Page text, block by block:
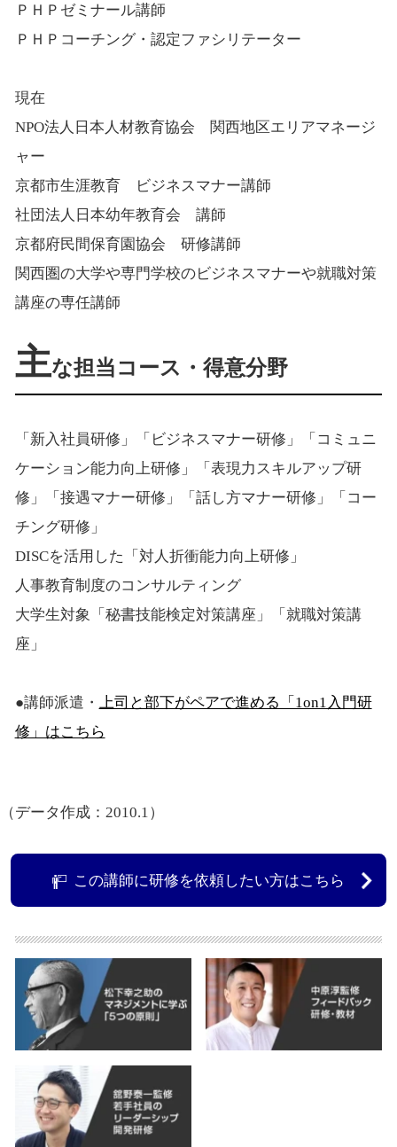
ＰＨＰゼミナール講師
ＰＨＰコーチング・認定ファシリテーター
現在
NPO法人日本人材教育協会 関西地区エリアマネージ
ャー
京都市生涯教育 ビジネスマナー講師
社団法人日本幼年教育会 講師
京都府民間保育園協会 研修講師
関西圏の大学や専門学校のビジネスマナーや就職対策
講座の専任講師
主な担当コース・得意分野
「新入社員研修」「ビジネスマナー研修」「コミュニ
ケーション能力向上研修」「表現力スキルアップ研
修」「接遇マナー研修」「話し方マナー研修」「コー
チング研修」
DISCを活用した「対人折衝能力向上研修」
人事教育制度のコンサルティング
大学生対象「秘書技能検定対策講座」「就職対策講
座」
●講師派遣・ 上司と部下がペアで進める「1on1入門研
修」はこちら
（データ作成：2010.1）
この講師に研修を依頼したい方はこちら